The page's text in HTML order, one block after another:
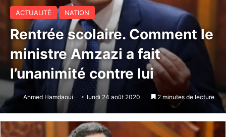
ACTUALITÉ NATION
Rentrée scolaire. Comment le
ministre Amzazi a fait
l’unanimité contre lui
Ahmed Hamdaoui lundi 24 août 2020 2 minutes de lecture